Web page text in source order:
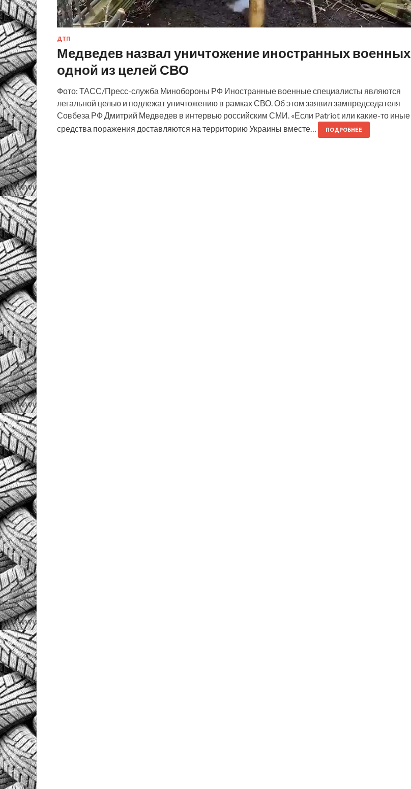
ДТП
Медведев назвал уничтожение иностранных военных
одной из целей СВО
Фото: ТАСС/Пресс-служба Минобороны РФ Иностранные военные специалисты являются
легальной целью и подлежат уничтожению в рамках СВО. Об этом заявил зампредседателя
Совбеза РФ Дмитрий Медведев в интервью российским СМИ. «Если Patriot или какие-то иные
средства поражения доставляются на территорию Украины вместе…
ПОДРОБНЕЕ